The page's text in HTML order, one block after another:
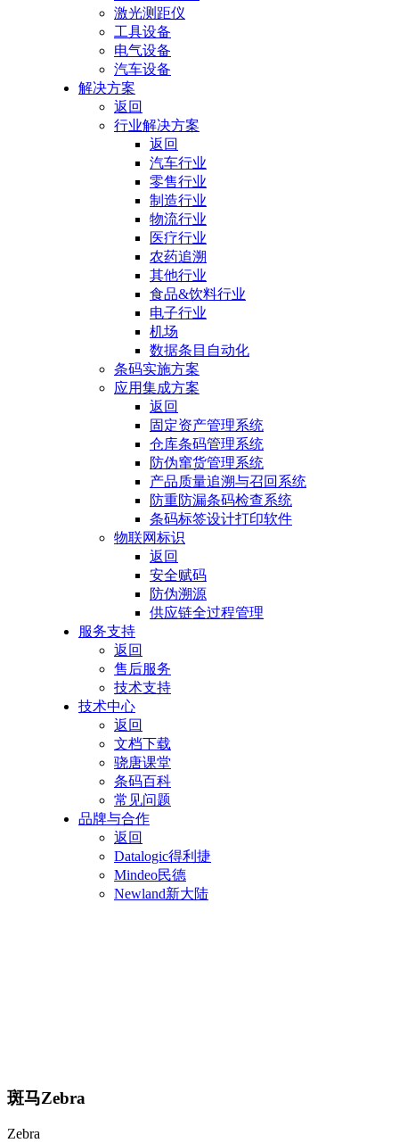
激光测距仪
工具设备
电气设备
汽车设备
解决方案
返回
行业解决方案
返回
汽车行业
零售行业
制造行业
物流行业
医疗行业
农药追溯
其他行业
食品&饮料行业
电子行业
机场
数据条目自动化
条码实施方案
应用集成方案
返回
固定资产管理系统
仓库条码管理系统
防伪窜货管理系统
产品质量追溯与召回系统
防重防漏条码检查系统
条码标签设计打印软件
物联网标识
返回
安全赋码
防伪溯源
供应链全过程管理
服务支持
返回
售后服务
技术支持
技术中心
返回
文档下载
骁唐课堂
条码百科
常见问题
品牌与合作
返回
Datalogic得利捷
Mindeo民德
Newland新大陆
斑马Zebra
Zebra